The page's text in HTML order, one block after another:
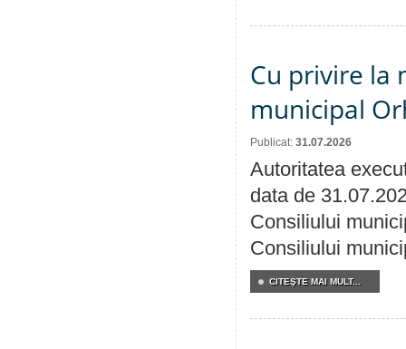
Cu privire la
municipal
Publicat: 31.07.2026
Autoritatea
data de
Consiliului
Consiliului
CITEŞTE MAI MULT...